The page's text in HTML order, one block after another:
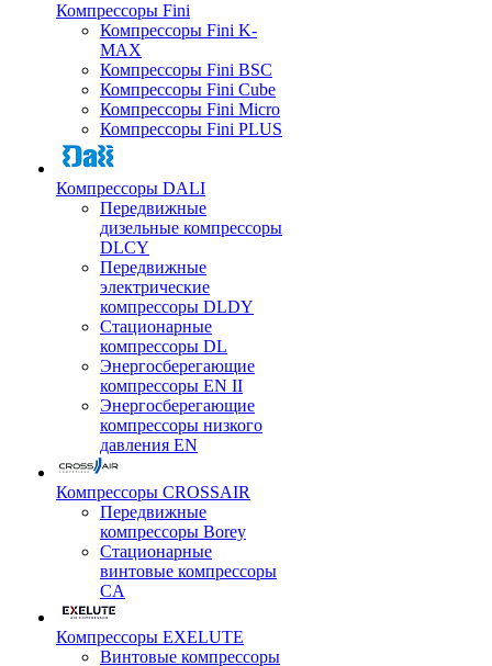
Компрессоры Fini
Компрессоры Fini K-
MAX
Компрессоры Fini BSC
Компрессоры Fini Cube
Компрессоры Fini Micro
Компрессоры Fini PLUS
Компрессоры DALI
Передвижные
дизельные компрессоры
DLCY
Передвижные
электрические
компрессоры DLDY
Стационарные
компрессоры DL
Энергосберегающие
компрессоры EN II
Энергосберегающие
компрессоры низкого
давления EN
Компрессоры CROSSAIR
Передвижные
компрессоры Borey
Стационарные
винтовые компрессоры
CA
Компрессоры EXELUTE
Винтовые компрессоры